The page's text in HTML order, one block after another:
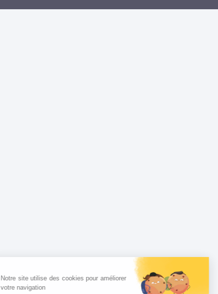
Notre site utilise des cookies pour améliorer
votre navigation